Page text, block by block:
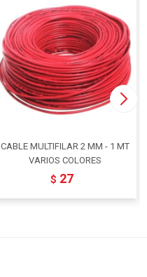
CABLE MULTIFILAR 2 MM - 1 MT
VARIOS COLORES
$ 27